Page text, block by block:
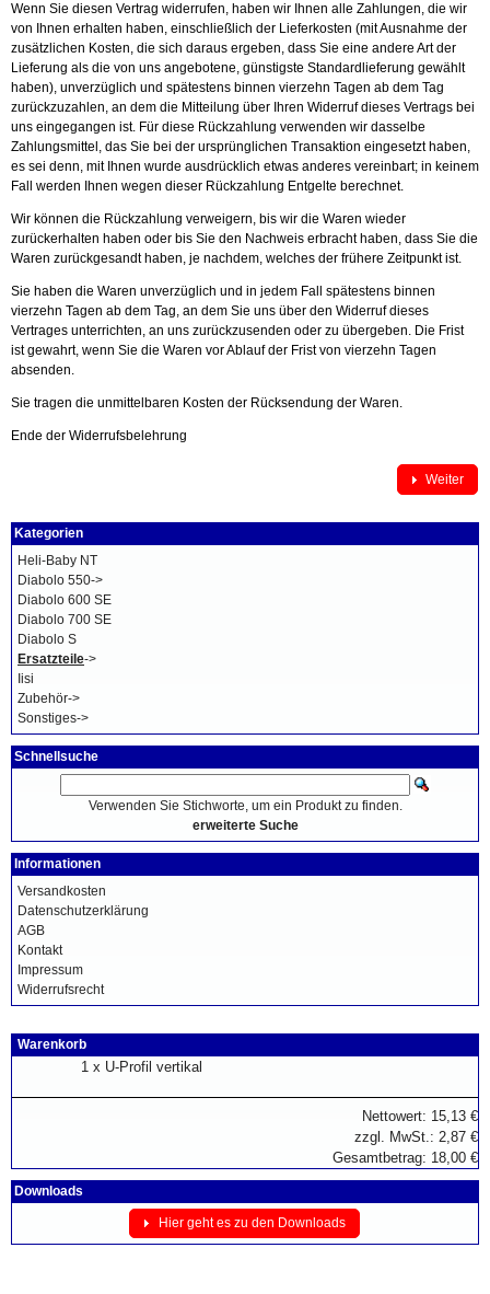
Wenn Sie diesen Vertrag widerrufen, haben wir Ihnen alle Zahlungen, die wir
von Ihnen erhalten haben, einschließlich der Lieferkosten (mit Ausnahme der
zusätzlichen Kosten, die sich daraus ergeben, dass Sie eine andere Art der
Lieferung als die von uns angebotene, günstigste Standardlieferung gewählt
haben), unverzüglich und spätestens binnen vierzehn Tagen ab dem Tag
zurückzuzahlen, an dem die Mitteilung über Ihren Widerruf dieses Vertrags bei
uns eingegangen ist. Für diese Rückzahlung verwenden wir dasselbe
Zahlungsmittel, das Sie bei der ursprünglichen Transaktion eingesetzt haben,
es sei denn, mit Ihnen wurde ausdrücklich etwas anderes vereinbart; in keinem
Fall werden Ihnen wegen dieser Rückzahlung Entgelte berechnet.
Wir können die Rückzahlung verweigern, bis wir die Waren wieder
zurückerhalten haben oder bis Sie den Nachweis erbracht haben, dass Sie die
Waren zurückgesandt haben, je nachdem, welches der frühere Zeitpunkt ist.
Sie haben die Waren unverzüglich und in jedem Fall spätestens binnen
vierzehn Tagen ab dem Tag, an dem Sie uns über den Widerruf dieses
Vertrages unterrichten, an uns zurückzusenden oder zu übergeben. Die Frist
ist gewahrt, wenn Sie die Waren vor Ablauf der Frist von vierzehn Tagen
absenden.
Sie tragen die unmittelbaren Kosten der Rücksendung der Waren.
Ende der Widerrufsbelehrung
Weiter
Kategorien
Heli-Baby NT
Diabolo 550->
Diabolo 600 SE
Diabolo 700 SE
Diabolo S
Ersatzteile->
Iisi
Zubehör->
Sonstiges->
Schnellsuche
Verwenden Sie Stichworte, um ein Produkt zu finden.
erweiterte Suche
Informationen
Versandkosten
Datenschutzerklärung
AGB
Kontakt
Impressum
Widerrufsrecht
Warenkorb
1 x U-Profil vertikal
Nettowert: 15,13 €
zzgl. MwSt.: 2,87 €
Gesamtbetrag: 18,00 €
Downloads
Hier geht es zu den Downloads